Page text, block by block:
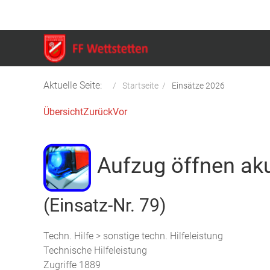
Aktuelle Seite: Startseite Einsätze 2026
ÜbersichtZurückVor
Aufzug öffnen
(Einsatz-Nr. 79)
Techn. Hilfe > sonstige techn. Hilfeleistung
Technische Hilfeleistung
Zugriffe 1889